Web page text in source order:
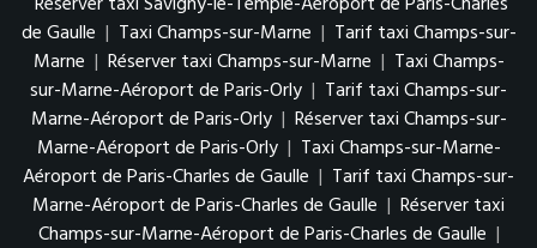
de Gaulle | Taxi Champs-sur-Marne | Tarif taxi Champs-sur-
Marne | Réserver taxi Champs-sur-Marne | Taxi Champs-
sur-Marne-Aéroport de Paris-Orly | Tarif taxi Champs-sur-
Marne-Aéroport de Paris-Orly | Réserver taxi Champs-sur-
Marne-Aéroport de Paris-Orly | Taxi Champs-sur-Marne-
Aéroport de Paris-Charles de Gaulle | Tarif taxi Champs-sur-
Marne-Aéroport de Paris-Charles de Gaulle | Réserver taxi
Champs-sur-Marne-Aéroport de Paris-Charles de Gaulle |